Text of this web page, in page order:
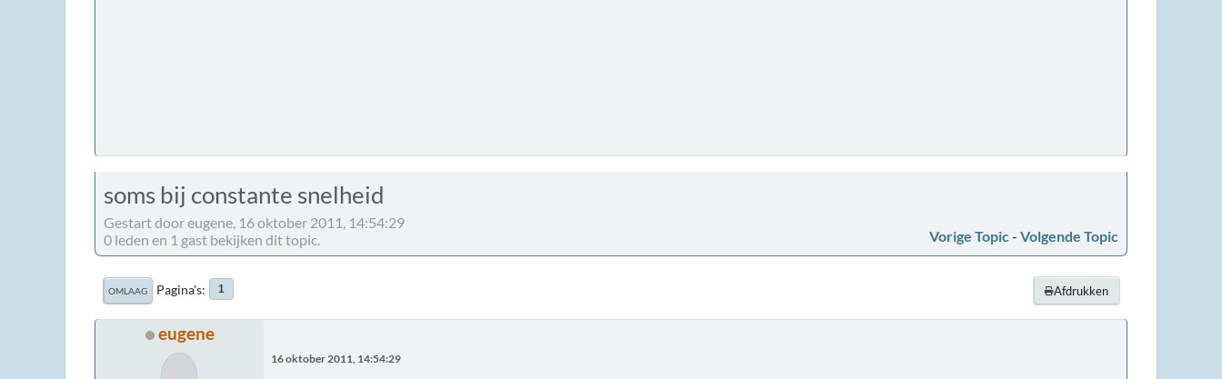
soms bij constante snelheid
Gestart door eugene, 16 oktober 2011, 14:54:29
Vorige Topic - Volgende Topic
0 leden en 1 gast bekijken dit topic.
Afdrukken
OMLAAG Pagina's 1
eugene
16 oktober 2011, 14:54:29